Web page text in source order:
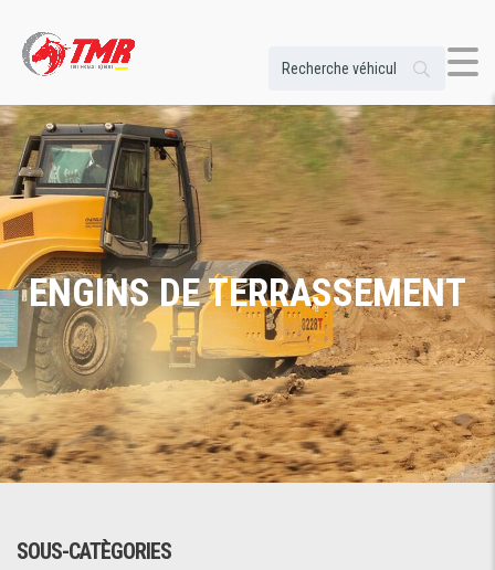
ENGINS DE TERRASSEMENT
SOUS-CATÈGORIES